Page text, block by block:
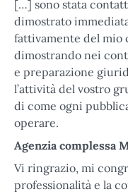
[…] sono stata
dimostrato
fattivamente del mio
dimostrando nei
e preparazione
l’attività del vostro
di come ogni
operare.
Agenzia complessa
Vi ringrazio, mi
professionalità e la